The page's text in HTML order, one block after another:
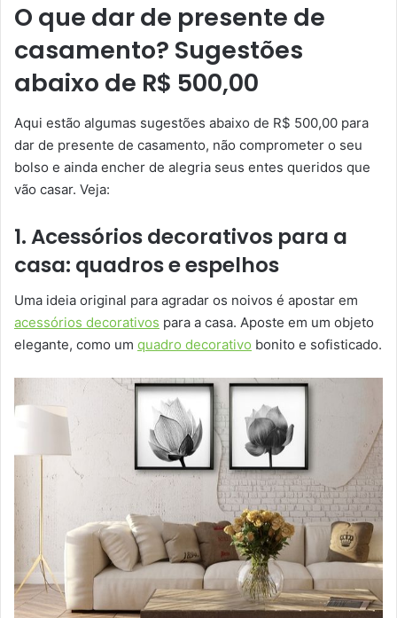
O que dar de presente de
casamento? Sugestões
abaixo de R$ 500,00
Aqui estão algumas sugestões abaixo de R$ 500,00 para
dar de presente de casamento, não comprometer o seu
bolso e ainda encher de alegria seus entes queridos que
vão casar. Veja:
1. Acessórios decorativos para a
casa: quadros e espelhos
Uma ideia original para agradar os noivos é apostar em
acessórios decorativos para a casa. Aposte em um objeto
elegante, como um quadro decorativo bonito e sofisticado.